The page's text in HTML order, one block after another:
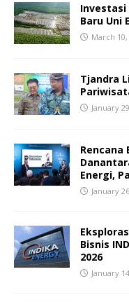
Investasi
Baru Uni
March 10,
Tjandra
January
Rencana
Energi,
January
Bisnis
2026
January